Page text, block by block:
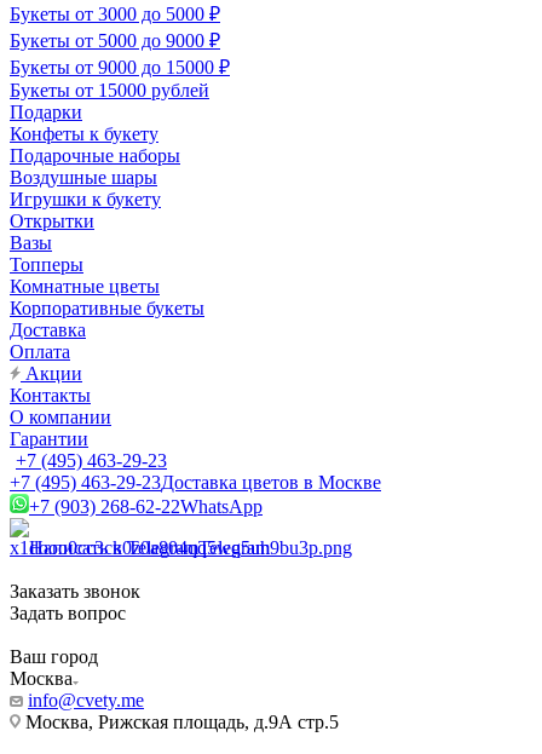
Букеты от 3000 до 5000 ₽
Букеты от 5000 до 9000 ₽
Букеты от 9000 до 15000 ₽
Букеты от 15000 рублей
Подарки
Конфеты к букету
Подарочные наборы
Воздушные шары
Игрушки к букету
Открытки
Вазы
Топперы
Комнатные цветы
Корпоративные букеты
Доставка
Оплата
Акции
Контакты
О компании
Гарантии
+7 (495) 463-29-23
+7 (495) 463-29-23Доставка цветов в Москве
+7 (903) 268-62-22WhatsApp
Написать в TelegramTelegram
Заказать звонок
Задать вопрос
Ваш город
Москва
info@cvety.me
Москва, Рижская площадь, д.9А стр.5